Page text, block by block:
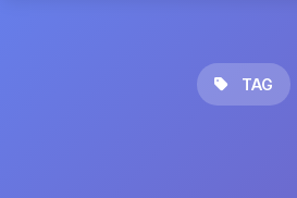
TAG